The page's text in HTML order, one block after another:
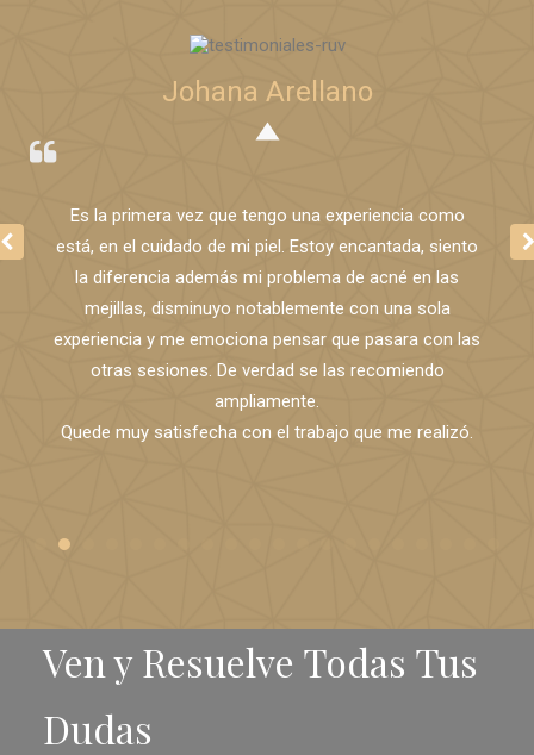
Johana Arellano
Es la primera vez que tengo una experiencia como
está, en el cuidado de mi piel. Estoy encantada, siento
la diferencia además mi problema de acné en las
mejillas, disminuyo notablemente con una sola
experiencia y me emociona pensar que pasara con las
otras sesiones. De verdad se las recomiendo
ampliamente.
Quede muy satisfecha con el trabajo que me realizó.
Ven y Resuelve Todas Tus
Dudas